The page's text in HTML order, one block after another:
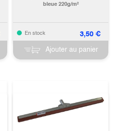
bleue 220g/m²
En stock 3,50€
Ajouter au panier